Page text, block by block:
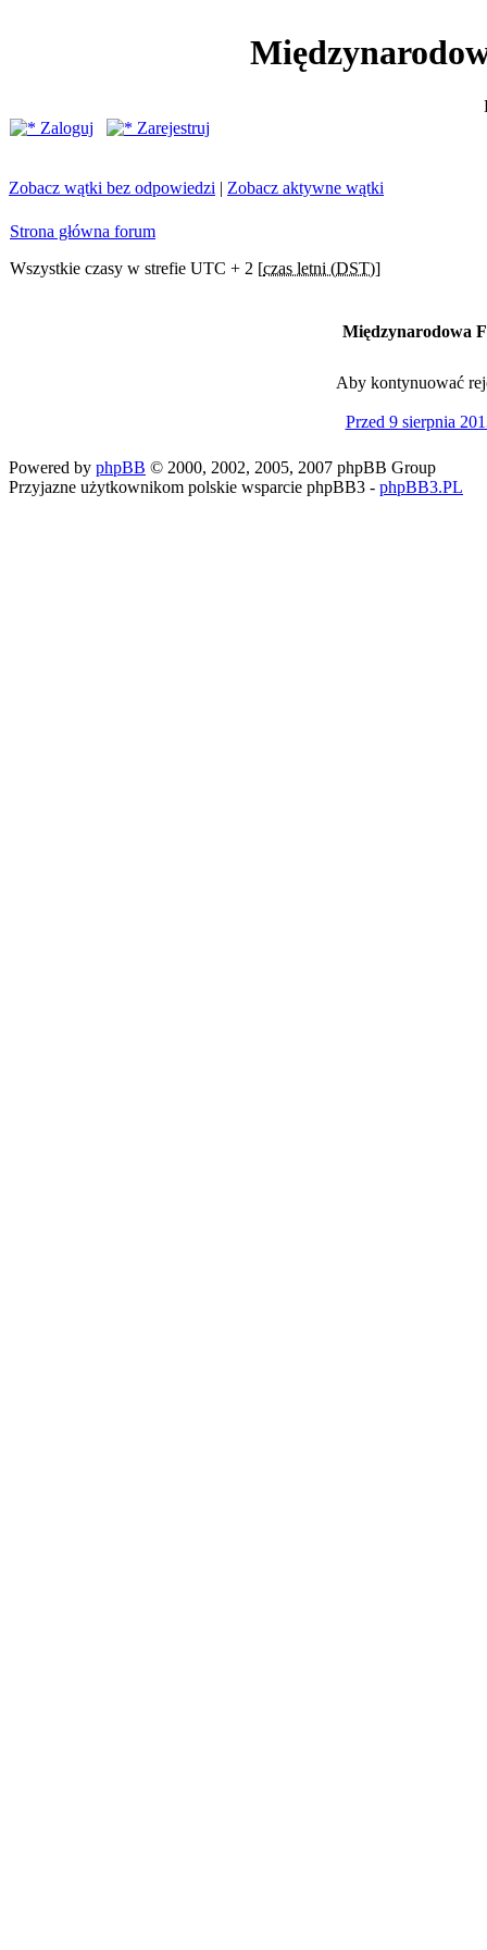
Zaloguj
Zarejestruj
Zobacz wątki bez odpowiedzi | Zobacz aktywne wątki
Strona główna forum
Wszystkie czasy w strefie UTC + 2 [czas letni (DST)]
Międzynarodowa
Aby kontynuować
Przed 9 sierpnia
Powered by phpBB © 2000, 2002, 2005, 2007 phpBB Group
Przyjazne użytkownikom polskie wsparcie phpBB3 - phpBB3.PL